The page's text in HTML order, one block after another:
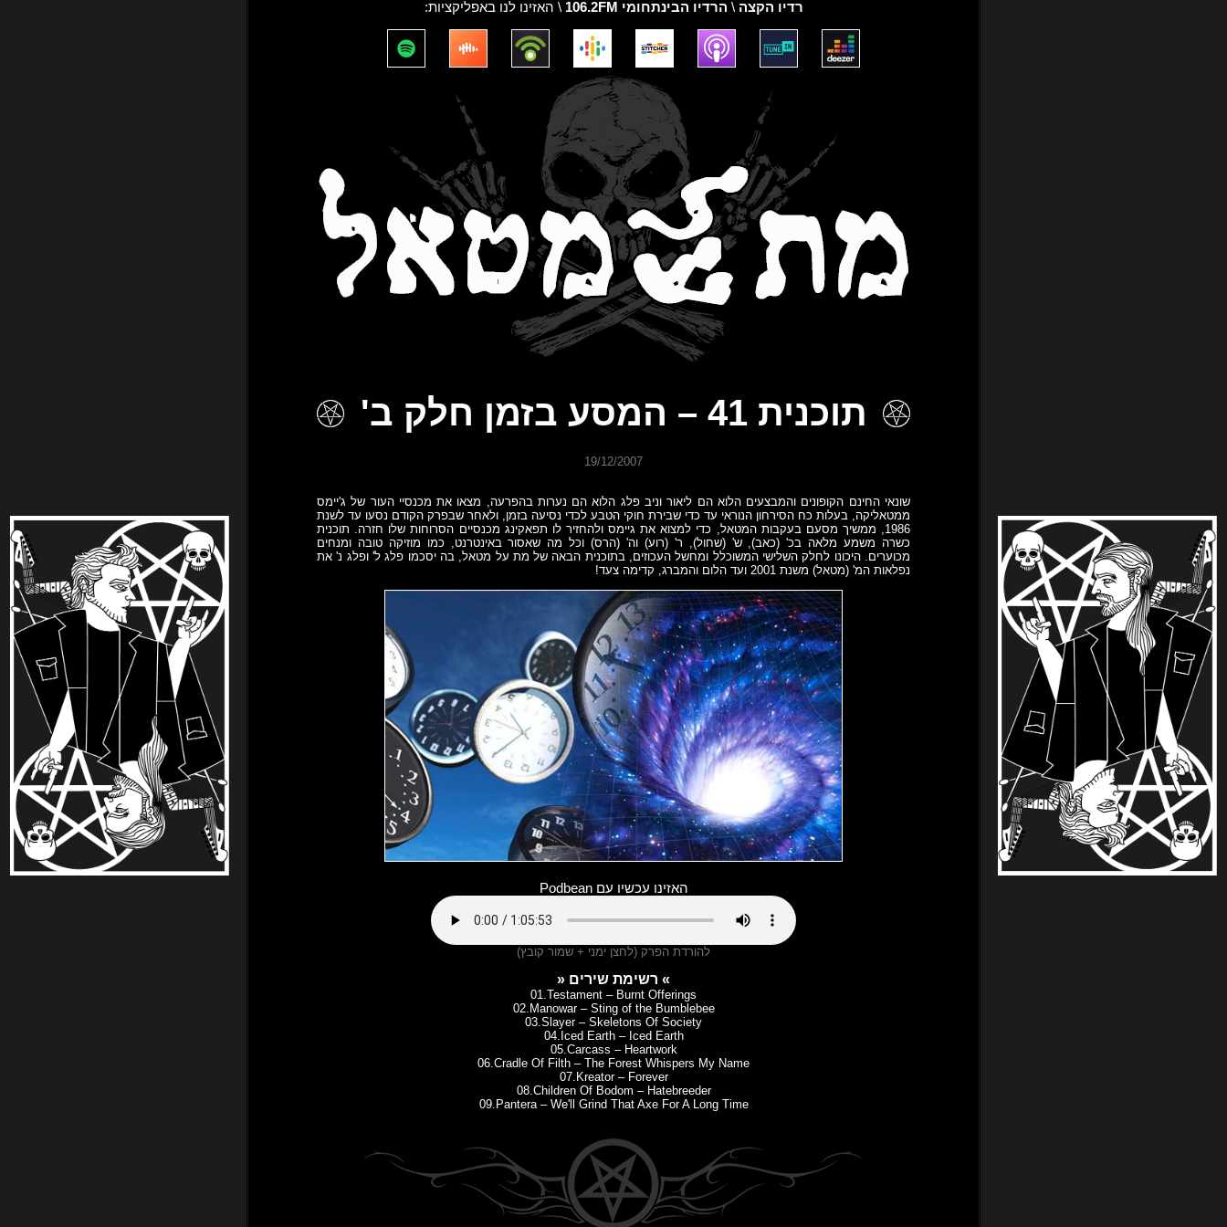
רדיו הקצה \ הרדיו הבינתחומי 106.2FM \ האזינו לנו באפליקציות:
תוכנית 41 – המסע בזמן חלק ב'
19/12/2007
שונאי החינם הקופונים והמבצעים הלוא הם ליאור וניב פלג הלוא הם נערות בהפרעה, מצאו את מכנסיי העור של ג'יימס
ממטאליקה, בעלות כח הסירחון הנוראי עד כדי שבירת חוקי הטבע לכדי נסיעה בזמן, ולאחר שבפרק הקודם נסעו עד לשנת
1986, ממשיך מסעם בעקבות המטאל, כדי למצוא את גיימס ולהחזיר לו תפאקינג מכנסיים הסרוחות שלו חזרה. תוכנית
כשרה משמע מלאה בכ' (כאב), ש' (שחול), ר' (רוע) וה' (הרס) וכל מה שאסור באינטרנט, כמו מוזיקה טובה ומנחים
מכוערים. היכונו לחלק השלישי המשוכלל ומחשל העכוזים, בתוכנית הבאה של מת על מטאל, בה יסכמו פלג ל' ופלג נ' את
נפלאות המ' (מטאל) משנת 2001 ועד הלום והמברג, קדימה צעד!
האזינו עכשיו עם Podbean
להורדת הפרק (לחצן ימני + שמור קובץ)
» רשימת שירים «
01.Testament – Burnt Offerings
02.Manowar – Sting of the Bumblebee
03.Slayer – Skeletons Of Society
04.Iced Earth – Iced Earth
05.Carcass – Heartwork
06.Cradle Of Filth – The Forest Whispers My Name
07.Kreator – Forever
08.Children Of Bodom – Hatebreeder
09.Pantera – We'll Grind That Axe For A Long Time